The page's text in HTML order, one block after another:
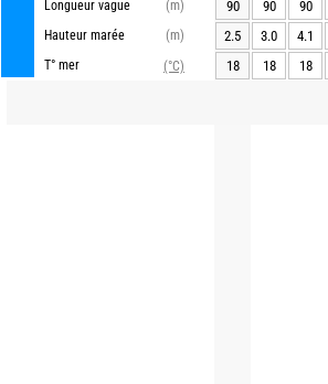
Longueur vague
(m)
Hauteur marée
(m)
T° mer
(°C)
90
90 90
2.5
3.0 4.1
18
18 18